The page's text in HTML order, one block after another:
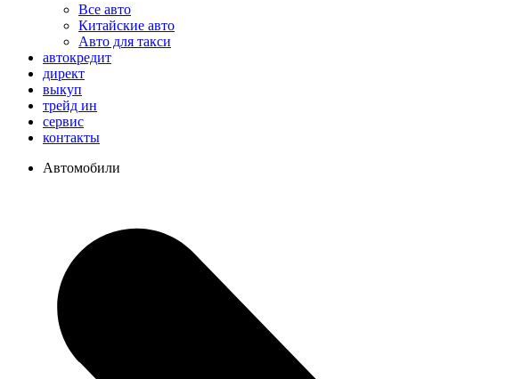
Все авто
Китайские авто
Авто для такси
автокредит
директ
выкуп
трейд ин
сервис
контакты
Автомобили